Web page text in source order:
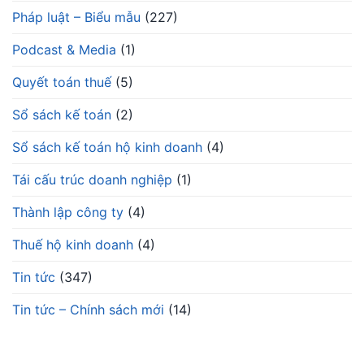
Pháp luật – Biểu mẫu (227)
Podcast & Media (1)
Quyết toán thuế(5)
Sổ sách kế toán (2)
Sổ sách kế toán hộ kinh doanh (4)
Tái cấu trúc doanh nghiệp (1)
Thành lập công ty (4)
Thuế hộ kinh doanh (4)
Tin tức (347)
Tin tức – Chính sách mới (14)